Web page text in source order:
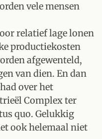
vele mensen
relatief lage lonen
productiekosten
afgewenteld,
van dien. En dan
over het
Complex ter
quo. Gelukkig
ook helemaal niet